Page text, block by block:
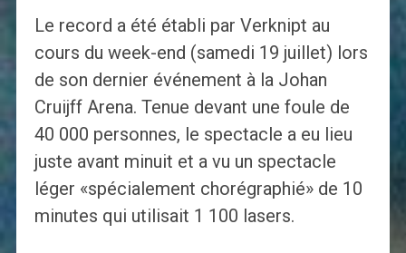
Le record a été établi par Verknipt au
cours du week-end (samedi 19 juillet) lors
de son dernier événement à la Johan
Cruijff Arena. Tenue devant une foule de
40 000 personnes, le spectacle a eu lieu
juste avant minuit et a vu un spectacle
léger «spécialement chorégraphié» de 10
minutes qui utilisait 1 100 lasers.